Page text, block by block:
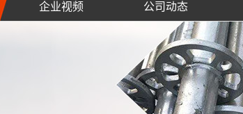
企业视频 公司动态